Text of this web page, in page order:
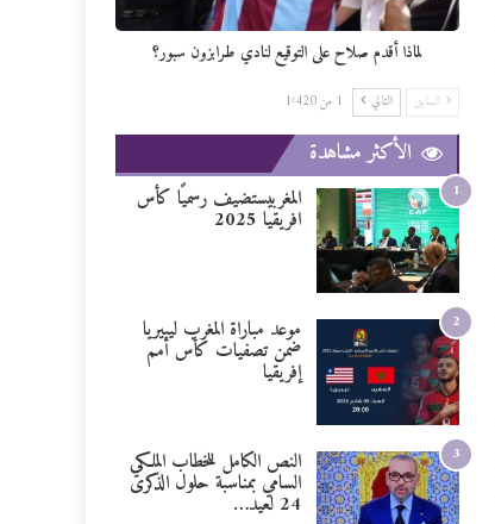
لماذا أقدم صلاح على التوقيع لنادي طرابزون سبور؟
السابق التالي 1 من 1٬420
الأكثر مشاهدة
1 المغربيستضيف رسميًا كأس
افريقيا 2025
2 موعد مباراة المغرب ليبيريا
ضمن تصفيات كأس أمم
إفريقيا
3 النص الكامل للخطاب الملكي
السامي بمناسبة حلول الذكرى
24 لعيد…